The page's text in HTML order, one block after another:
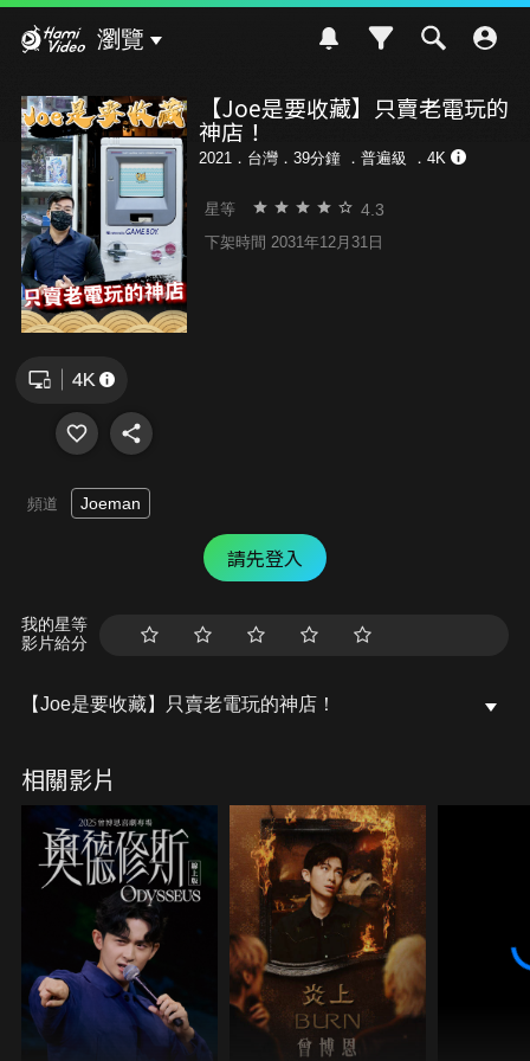
瀏覽
【Joe是要收藏】只賣老電玩的
神店！
2021．台灣．39分鐘 ． 普遍級 ．4K
星等 4.3
下架時間 2031年12月31日
頻道 Joeman
請先登入
我的星等
影片給分
【Joe是要收藏】只賣老電玩的神店！
相關影片